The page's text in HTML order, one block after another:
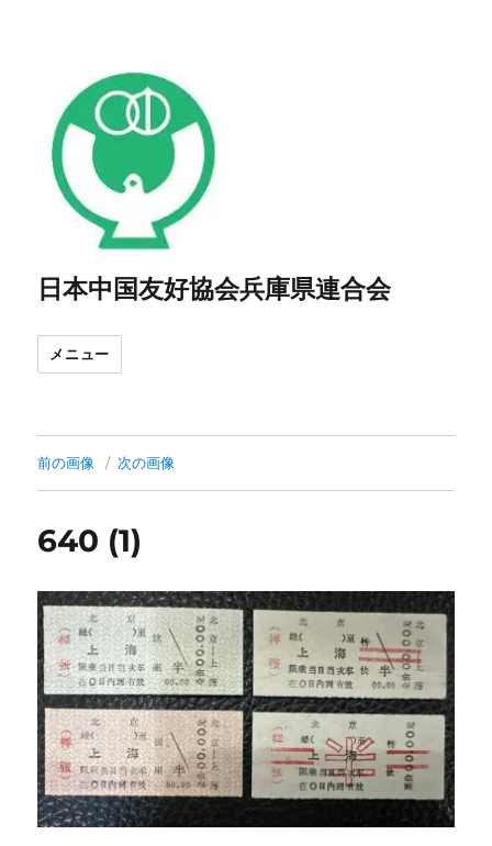
日本中国友好協会兵庫県連合会
メニュー
前の画像 次の画像
640 (1)